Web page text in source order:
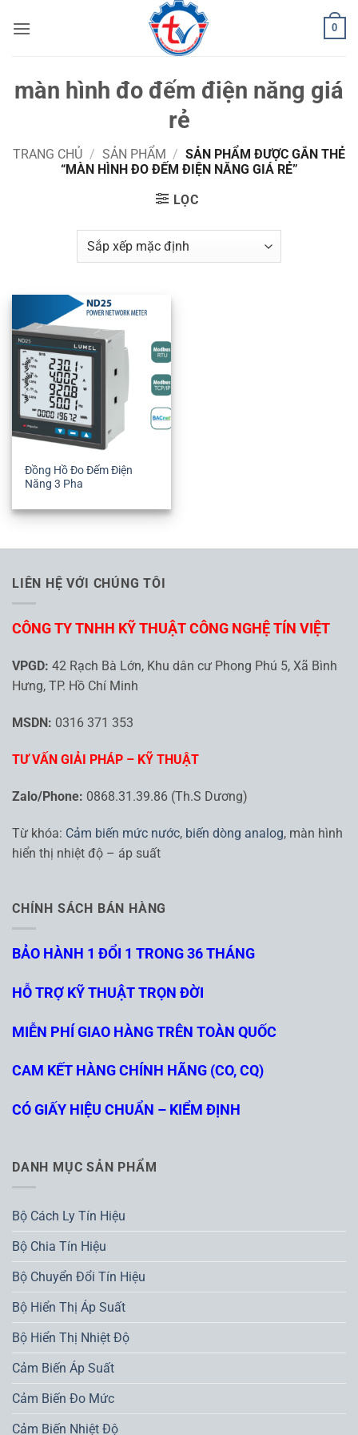
qua
0
màn hình đo đếm điện năng giá
rẻ
TRANG CHỦ / SẢN PHẨM / SẢN PHẨM ĐƯỢC GẮN THẺ
“MÀN HÌNH ĐO ĐẾM ĐIỆN NĂNG GIÁ RẺ”
LỌC
Đồng Hồ Đo Đếm Điện
Năng 3 Pha
LIÊN HỆ VỚI CHÚNG TÔI
CÔNG TY TNHH KỸ THUẬT CÔNG NGHỆ TÍN VIỆT
VPGD: 42 Rạch Bà Lớn, Khu dân cư Phong Phú 5, Xã Bình
Hưng, TP. Hồ Chí Minh
MSDN: 0316 371 353
TƯ VẤN GIẢI PHÁP – KỸ THUẬT
Zalo/Phone: 0868.31.39.86 (Th.S Dương)
Từ khóa: Cảm biến mức nước, biến dòng analog, màn hình
hiển thị nhiệt độ – áp suất
CHÍNH SÁCH BÁN HÀNG
BẢO HÀNH 1 ĐỔI 1 TRONG 36 THÁNG
HỖ TRỢ KỸ THUẬT TRỌN ĐỜI
MIỄN PHÍ GIAO HÀNG TRÊN TOÀN QUỐC
CAM KẾT HÀNG CHÍNH HÃNG (CO, CQ)
CÓ GIẤY HIỆU CHUẨN – KIỂM ĐỊNH
DANH MỤC SẢN PHẨM
Bộ Cách Ly Tín Hiệu
Bộ Chia Tín Hiệu
Bộ Chuyển Đổi Tín Hiệu
Bộ Hiển Thị Áp Suất
Bộ Hiển Thị Nhiệt Độ
Cảm Biến Áp Suất
Cảm Biến Đo Mức
Cảm Biến Nhiệt Độ